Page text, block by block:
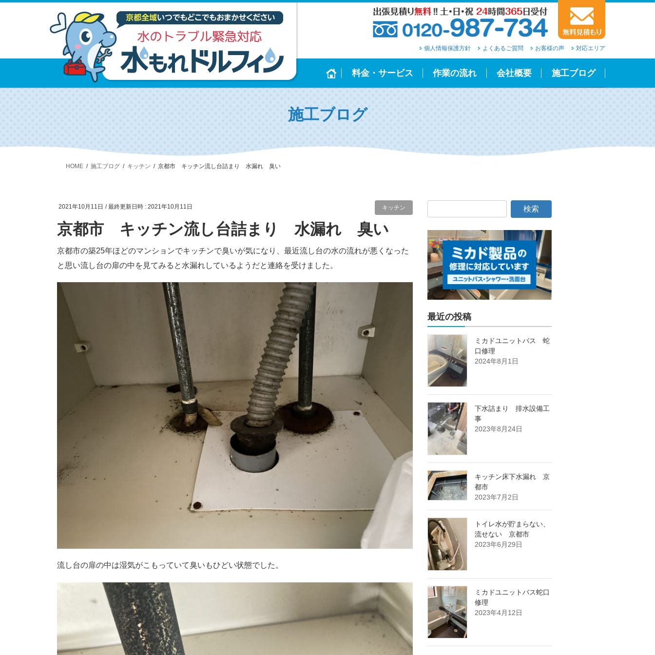
個人情報保護方針 よくあるご質問 お客様の声 対応エリア
料金・サービス 作業の流れ 会社概要 施工ブログ
施工ブログ
HOME 施工ブログ キッチン 京都市 キッチン流し台詰まり 水漏れ 臭い
2021年10月11日 / 最終更新日時 : 2021年10月11日 キッチン
京都市 キッチン流し台詰まり 水漏れ 臭い
京都市の築25年ほどのマンションでキッチンで臭いが気になり、最近流し台の水の流れが悪くなった
と思い流し台の扉の中を見てみると水漏れしているようだと連絡を受けました。
流し台の扉の中は湿気がこもっていて臭いもひどい状態でした。
最近の投稿
ミカドユニットバス 蛇
口修理
2024年8月1日
下水詰まり 排水設備工
事
2023年8月24日
キッチン床下水漏れ 京
都市
2023年7月2日
トイレ水が貯まらない、
流せない 京都市
2023年6月29日
ミカドユニットバス蛇口
修理
2023年4月12日